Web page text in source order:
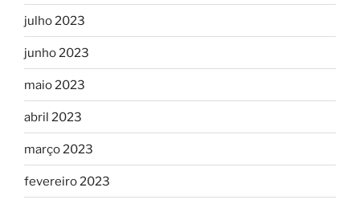
julho 2023
junho 2023
maio 2023
abril 2023
março 2023
fevereiro 2023